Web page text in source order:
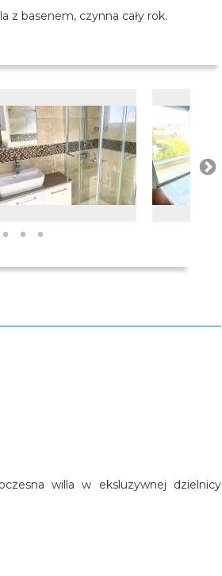
z basenem, czynna cały rok.
willa w eksluzywnej dzielnicy